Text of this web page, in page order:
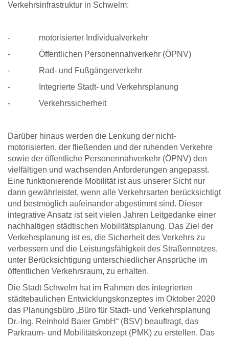
Verkehrsinfrastruktur in Schwelm:
- motorisierter Individualverkehr
- Öffentlichen Personennahverkehr (ÖPNV)
- Rad- und Fußgängerverkehr
- Integrierte Stadt- und Verkehrsplanung
- Verkehrssicherheit
Darüber hinaus werden die Lenkung der nicht-
motorisierten, der fließenden und der ruhenden Verkehre
sowie der öffentliche Personennahverkehr (ÖPNV) den
vielfältigen und wachsenden Anforderungen angepasst.
Eine funktionierende Mobilität ist aus unserer Sicht nur
dann gewährleistet, wenn alle Verkehrsarten berücksichtigt
und bestmöglich aufeinander abgestimmt sind. Dieser
integrative Ansatz ist seit vielen Jahren Leitgedanke einer
nachhaltigen städtischen Mobilitätsplanung. Das Ziel der
Verkehrsplanung ist es, die Sicherheit des Verkehrs zu
verbessern und die Leistungsfähigkeit des Straßennetzes,
unter Berücksichtigung unterschiedlicher Ansprüche im
öffentlichen Verkehrsraum, zu erhalten.
Die Stadt Schwelm hat im Rahmen des integrierten
städtebaulichen Entwicklungskonzeptes im Oktober 2020
das Planungsbüro „Büro für Stadt- und Verkehrsplanung
Dr.-Ing. Reinhold Baier GmbH“ (BSV) beauftragt, das
Parkraum- und Mobilitätskonzept (PMK) zu erstellen. Das